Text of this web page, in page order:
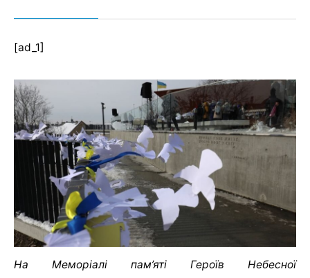
[ad_1]
На Меморіалі пам’яті Героїв Небесної